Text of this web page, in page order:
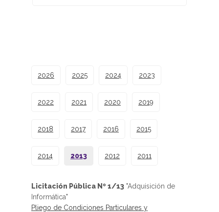
2026 2025 2024 2023
2022 2021 2020 2019
2018 2017 2016 2015
2014 2013 2012 2011
Licitación Pública Nº 1/13 "Adquisición de
Informática"
Pliego de Condiciones Particulares y